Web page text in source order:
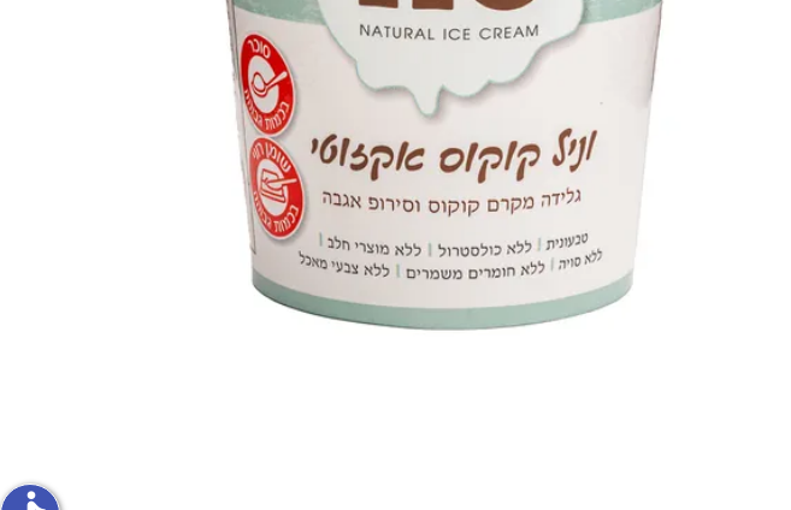
עשיר בחלבון על האש